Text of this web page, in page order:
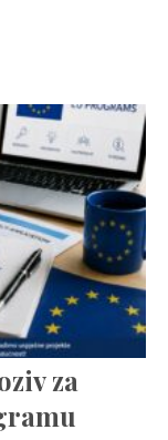
za